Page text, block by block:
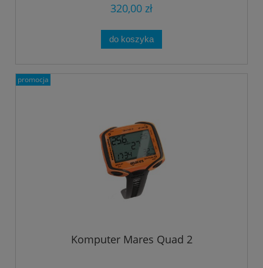
320,00 zł
do koszyka
Komputer Mares Quad 2
promocja